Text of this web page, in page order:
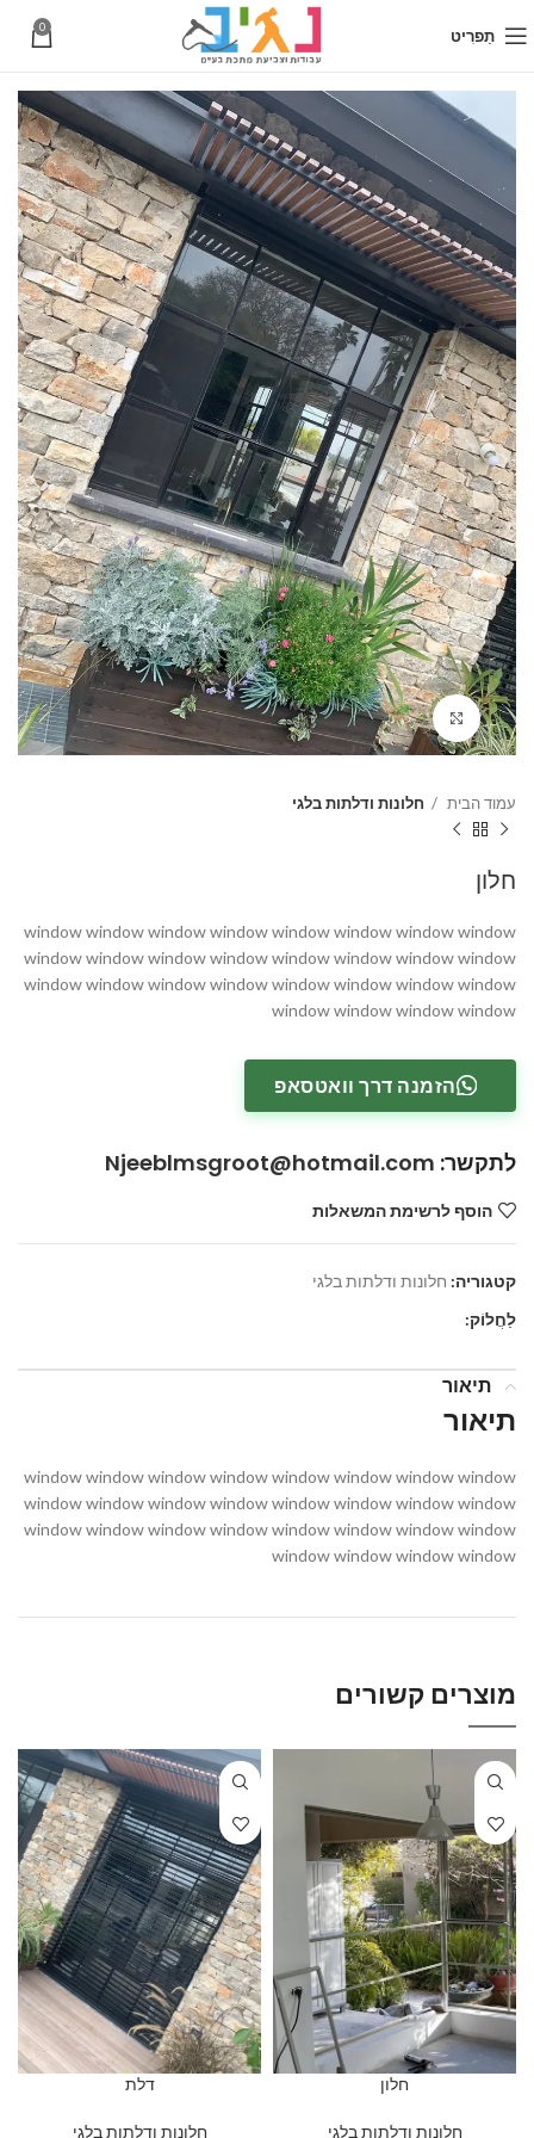
תַפרִיט 0
Click to enlarge
עמוד הבית חלונות ודלתות בלגי
חלון
window window window window window window window window
window window window window window window window window
window window window window window window window window
window window window window
הזמנה דרך וואטסאפ
לתקשר:
Njeeblmsgroot@hotmail.com
הוסף לרשימת המשאלות
קטגוריה: חלונות ודלתות בלגי
לַחֲלוֹק:
תיאור
תיאור
window window window window window window window window
window window window window window window window window
window window window window window window window window
window window window window
מוצרים קשורים
חלון
חלונות ודלתות בלגי
דלת
חלונות ודלתות בלגי